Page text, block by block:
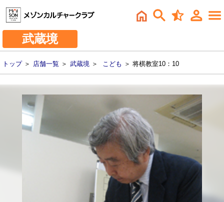
武蔵境
トップ＞ 店舗一覧 ＞ 武蔵境 ＞ こども ＞ 将棋教室10：10